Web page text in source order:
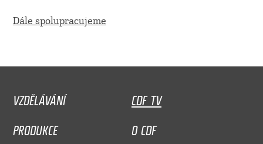
Dále spolupracujeme
VZDĚLÁVÁNÍ
CDF TV
PRODUKCE
O CDF